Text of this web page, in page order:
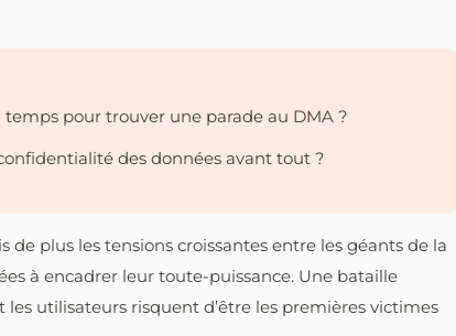
pour trouver une parade au DMA ?
des données avant tout ?
de plus les tensions croissantes entre les géants de la
à encadrer leur toute-puissance. Une bataille
utilisateurs risquent d’être les premières victimes